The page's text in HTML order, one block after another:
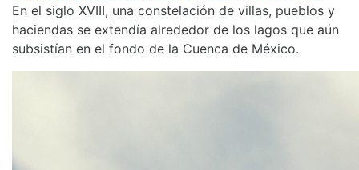
En el siglo XVIII, una constelación de villas, pueblos y
haciendas se extendía alrededor de los lagos que aún
subsistían en el fondo de la Cuenca de México.